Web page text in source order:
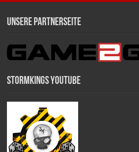
Unsere Partnerseite
Stormkings Youtube